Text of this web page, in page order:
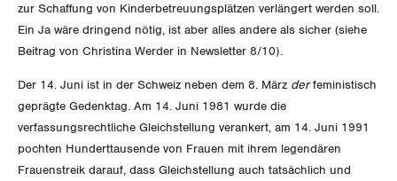
Unfallversicherung
Gesundheit
BILDUNG & JUGEND
MIGRATION
GEWERKSCHAFTSPOLITIK
International
SERVICE
zur Schaffung von Kinderbetreuungsplätzen verlängert werden soll.
Ein Ja wäre dringend nötig, ist aber alles andere als sicher (siehe
Beitrag von Christina Werder in Newsletter 8/10).
Der 14. Juni ist in der Schweiz neben dem 8. März derfeministisch
geprägte Gedenktag. Am 14. Juni 1981 wurde die
verfassungsrechtliche Gleichstellung verankert, am 14. Juni 1991
pochten Hunderttausende von Frauen mit ihrem legendären
Frauenstreik darauf, dass Gleichstellung auch tatsächlich und